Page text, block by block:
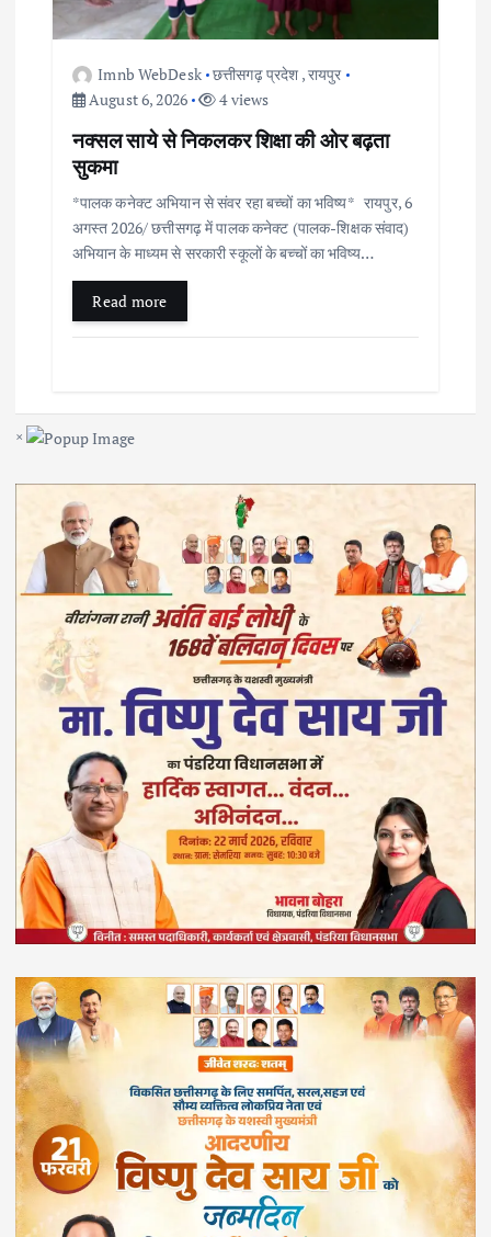
Imnb WebDesk छत्तीसगढ़ प्रदेश ,रायपुर
August 6, 2026
4 views
नक्सल साये से निकलकर शिक्षा की ओर बढ़ता
सुकमा
*पालक कनेक्ट अभियान से संवर रहा बच्चों का भविष्य* रायपुर, 6
अगस्त 2026/ छत्तीसगढ़ में पालक कनेक्ट (पालक-शिक्षक संवाद)
अभियान के माध्यम से सरकारी स्कूलों के बच्चों का भविष्य…
Read more
×